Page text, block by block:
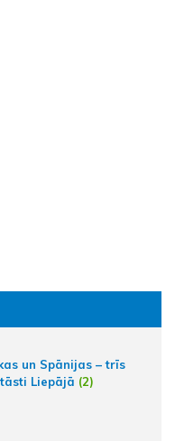
un Spānijas – trīs
Liepājā (2)